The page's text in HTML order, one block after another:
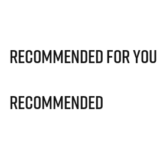
Recommended for you
Recommended